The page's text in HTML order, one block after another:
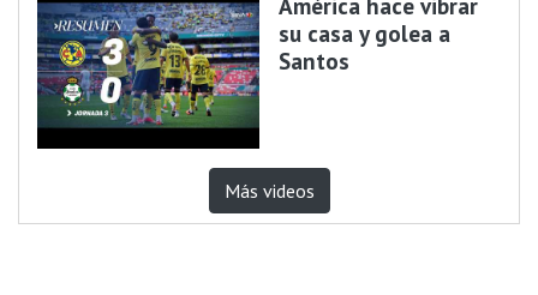
su casa y golea a
Santos
Más videos